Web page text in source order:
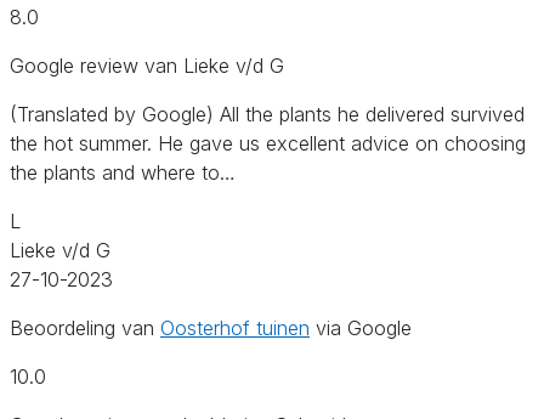
8.0
Google review van Lieke v/d G
(Translated by Google) All the plants he delivered survived
the hot summer. He gave us excellent advice on choosing
the plants and where to…
L
Lieke v/d G
27-10-2023
Beoordeling van Oosterhof tuinen via Google
10.0